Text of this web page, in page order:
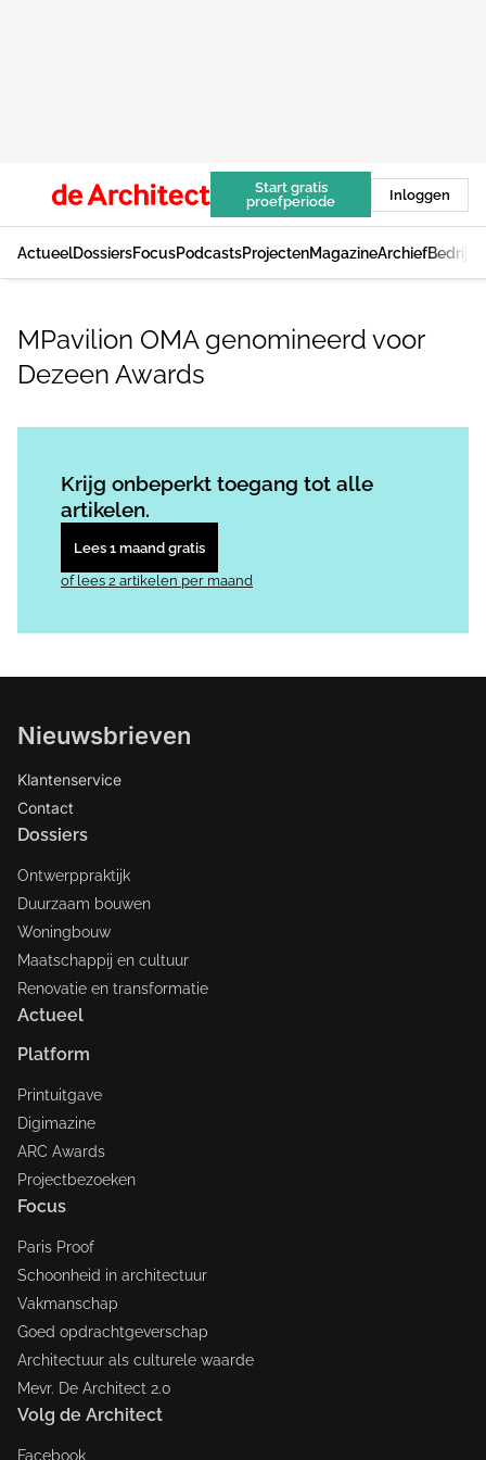
Start gratis
proefperiode
Inloggen
ActueelDossiersFocusPodcastsProjectenMagazineArchief
MPavilion OMA genomineerd voor
Dezeen Awards
Krijg onbeperkt toegang tot alle
artikelen.
Lees 1 maand gratis
of lees 2 artikelen per maand
Nieuwsbrieven
Klantenservice
Contact
Dossiers
Ontwerppraktijk
Duurzaam bouwen
Woningbouw
Maatschappij en cultuur
Renovatie en transformatie
Actueel
Platform
Printuitgave
Digimazine
ARC Awards
Projectbezoeken
Focus
Paris Proof
Schoonheid in architectuur
Vakmanschap
Goed opdrachtgeverschap
Architectuur als culturele waarde
Mevr. De Architect 2.0
Volg de Architect
Facebook